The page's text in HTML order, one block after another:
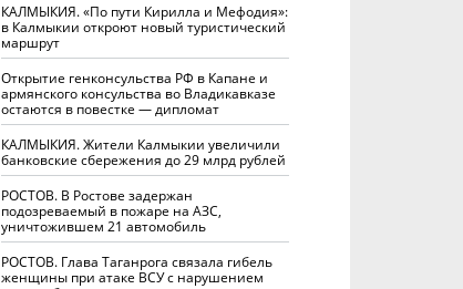
КАЛМЫКИЯ. «По пути Кирилла и Мефодия»:
в Калмыкии откроют новый туристический
маршрут
Открытие генконсульства РФ в Капане и
армянского консульства во Владикавказе
остаются в повестке — дипломат
КАЛМЫКИЯ. Жители Калмыкии увеличили
банковские сбережения до 29 млрд рублей
РОСТОВ. В Ростове задержан
подозреваемый в пожаре на АЗС,
уничтожившем 21 автомобиль
РОСТОВ. Глава Таганрога связала гибель
женщины при атаке ВСУ с нарушением